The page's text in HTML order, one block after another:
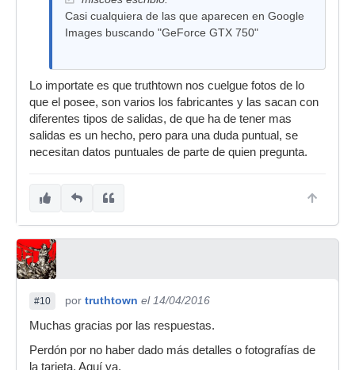
Casi cualquiera de las que aparecen en Google
Images buscando "GeForce GTX 750"
Lo importate es que truthtown nos cuelgue fotos de lo
que el posee, son varios los fabricantes y las sacan con
diferentes tipos de salidas, de que ha de tener mas
salidas es un hecho, pero para una duda puntual, se
necesitan datos puntuales de parte de quien pregunta.
#10 por truthtown el 14/04/2016
Muchas gracias por las respuestas.
Perdón por no haber dado más detalles o fotografías de
la tarjeta. Aquí va.